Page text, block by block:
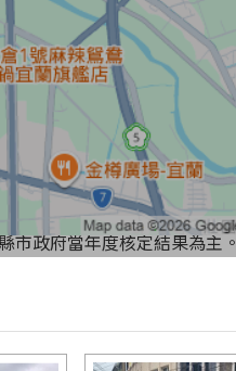
市政府當年度核定結果為主。